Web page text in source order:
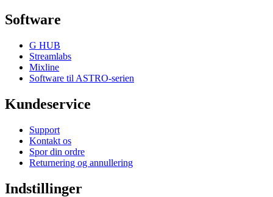
Software
G HUB
Streamlabs
Mixline
Software til ASTRO-serien
Kundeservice
Support
Kontakt os
Spor din ordre
Returnering og annullering
Indstillinger